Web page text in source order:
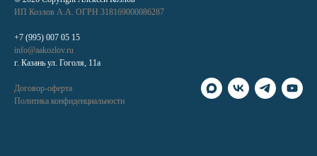
ИП Козлов А.А. ОГРН 318169000086287
+7 (995) 007 05 15
info@aakozlov.ru
г. Казань ул. Гоголя, 11а
Договор-оферта
Политика конфиденциальности